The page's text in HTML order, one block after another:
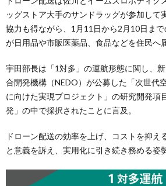
ッグストア大手のサンドラッグが参加して
協力も得ながら、1月11日から2月10日ま
が日用品や市販医薬品、食品などを住民へ
宇田部長は「1対多」の運航形態に関し、
合開発機構（NEDO）が公募した「次世代
に向けた実現プロジェクト」の研究開発項
発」の中で採択されたことに言及。
ドローン配送の効率を上げ、コストを抑え
と意義を訴え、実用化に引き続き務める姿